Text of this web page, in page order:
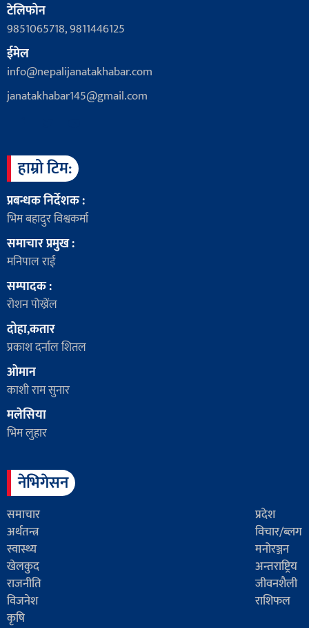
टेलिफोन
9851065718, 9811446125
ईमेल
info@nepalijanatakhabar.com
janatakhabar145@gmail.com
हाम्रो टिम:
प्रबन्धक निर्देशक :
भिम बहादुर विश्वकर्मा
समाचार प्रमुख :
मनिपाल राई
सम्पादक :
रोशन पोख्रेंल
दोहा,कतार
प्रकाश दर्नाल शितल
ओमान
काशी राम सुनार
मलेसिया
भिम लुहार
नेभिगेसन
समाचार
प्रदेश
अर्थतन्त्र
विचार/ब्लग
स्वास्थ्य
मनोरञ्जन
खेलकुद
अन्तराष्ट्रिय
राजनीति
जीवनशैली
विजनेश
राशिफल
कृषि